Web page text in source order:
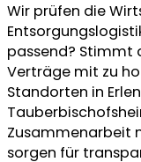
Wir prüfen die
passend? Stimmt
Verträge mit zu
Standorten in
Zusammenarbeit
sorgen für